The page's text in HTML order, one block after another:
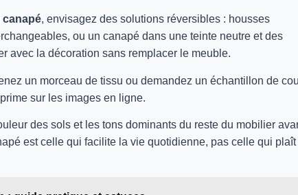
, envisagez des solutions réversibles : housses
ou un canapé dans une teinte neutre et des
avec la décoration sans remplacer le meuble.
un morceau de tissu ou demandez un échantillon de
sur les images en ligne.
des sols et les tons dominants du reste du mobilier
est celle qui facilite la vie quotidienne, pas celle qui plaît